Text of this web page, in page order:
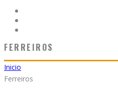
FERREIROS
Inicio
Ferreiros